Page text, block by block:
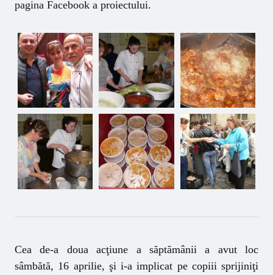
pagina Facebook a proiectului.
Cea de-a doua acţiune a săptămânii a avut loc
sâmbătă, 16 aprilie, şi i-a implicat pe copiii sprijiniţi